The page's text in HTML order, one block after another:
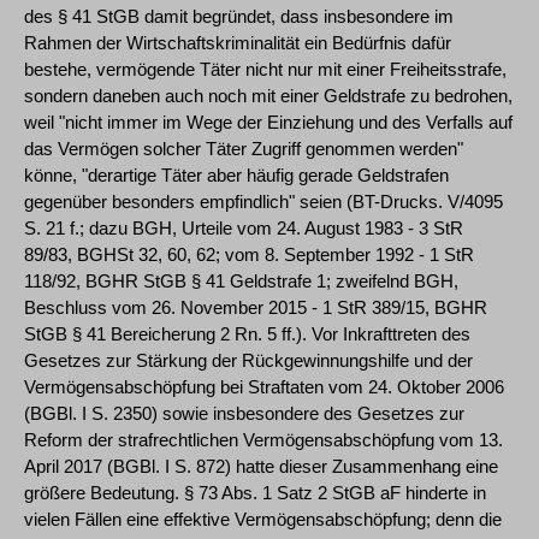
des § 41 StGB damit begründet, dass insbesondere im
Rahmen der Wirtschaftskriminalität ein Bedürfnis dafür
bestehe, vermögende Täter nicht nur mit einer Freiheitsstrafe,
sondern daneben auch noch mit einer Geldstrafe zu bedrohen,
weil "nicht immer im Wege der Einziehung und des Verfalls auf
das Vermögen solcher Täter Zugriff genommen werden"
könne, "derartige Täter aber häufig gerade Geldstrafen
gegenüber besonders empfindlich" seien (BT-Drucks. V/4095
S. 21 f.; dazu BGH, Urteile vom 24. August 1983 - 3 StR
89/83, BGHSt 32, 60, 62; vom 8. September 1992 - 1 StR
118/92, BGHR StGB § 41 Geldstrafe 1; zweifelnd BGH,
Beschluss vom 26. November 2015 - 1 StR 389/15, BGHR
StGB § 41 Bereicherung 2 Rn. 5 ff.). Vor Inkrafttreten des
Gesetzes zur Stärkung der Rückgewinnungshilfe und der
Vermögensabschöpfung bei Straftaten vom 24. Oktober 2006
(BGBl. I S. 2350) sowie insbesondere des Gesetzes zur
Reform der strafrechtlichen Vermögensabschöpfung vom 13.
April 2017 (BGBl. I S. 872) hatte dieser Zusammenhang eine
größere Bedeutung. § 73 Abs. 1 Satz 2 StGB aF hinderte in
vielen Fällen eine effektive Vermögensabschöpfung; denn die